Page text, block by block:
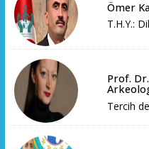
Ömer
T.H.Y.:
Prof.
Tercih